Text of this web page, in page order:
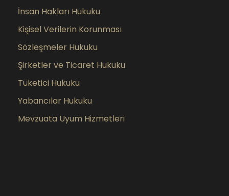
İnsan Hakları Hukuku
Kişisel Verilerin Korunması
Sözleşmeler Hukuku
Şirketler ve Ticaret Hukuku
Tüketici Hukuku
Yabancılar Hukuku
Mevzuata Uyum Hizmetleri